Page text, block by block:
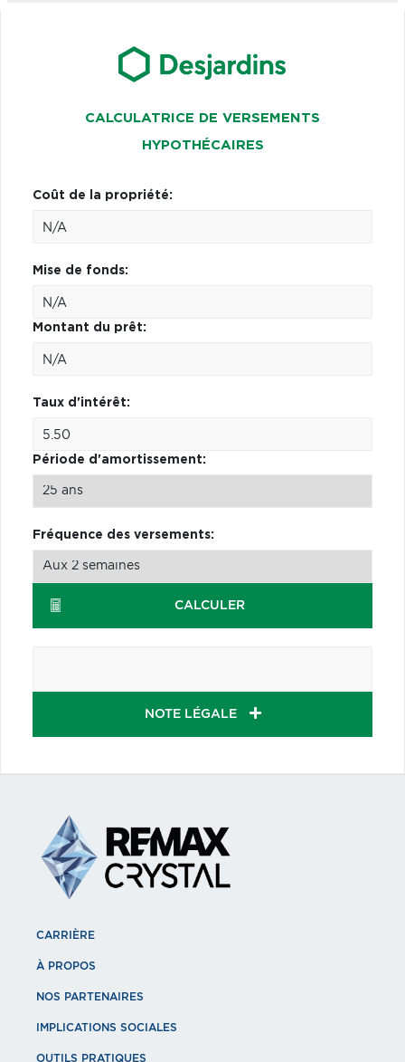
CALCULATRICE DE VERSEMENTS
HYPOTHÉCAIRES
Coût de la propriété:
Mise de fonds:
Montant du prêt:
Taux d'intérêt:
Période d'amortissement:
Fréquence des versements:
CALCULER
NOTE LÉGALE
CARRIÈRE
À PROPOS
NOS PARTENAIRES
IMPLICATIONS SOCIALES
OUTILS PRATIQUES